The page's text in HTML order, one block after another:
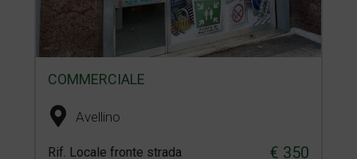
COMMERCIALE
Avellino
Rif. Locale fronte strada € 350